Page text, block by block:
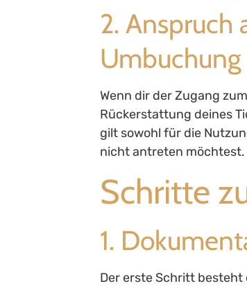
2. Anspruch
Umbuchung
Wenn dir der Zugang
Rückerstattung deines
gilt sowohl für die
nicht antreten möchtest.
Schritte
1.
Der erste Schritt besteht